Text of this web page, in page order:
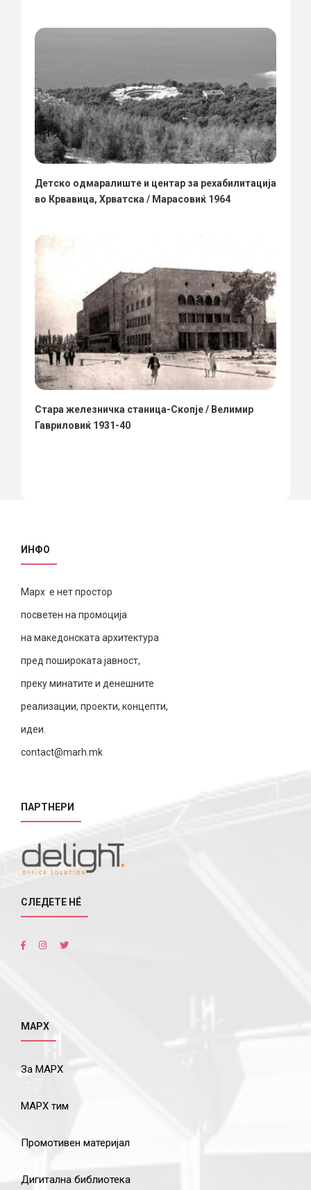
Детско одмаралиште и центар за рехабилитација
во Крвавица, Хрватска / Марасовиќ 1964
Стара железничка станица-Скопје / Велимир
Гавриловиќ 1931-40
ИНФО
Марх е нет простор
посветен на промоција
на македонската архитектура
пред пошироката јавност,
преку минатите и денешните
реализации, проекти, концепти,
идеи.
contact@marh.mk
ПАРТНЕРИ
СЛЕДЕТЕ НÉ
МАРХ
За МАРХ
МАРХ тим
Промотивен материјал
Дигитална библиотека